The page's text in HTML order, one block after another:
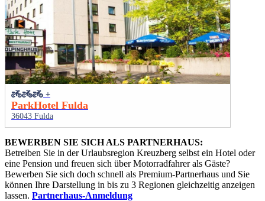
+
ParkHotel Fulda
36043 Fulda
BEWERBEN SIE SICH ALS PARTNERHAUS:
Betreiben Sie in der Urlaubsregion Kreuzberg selbst ein Hotel oder
eine Pension und freuen sich über Motorradfahrer als Gäste?
Bewerben Sie sich doch schnell als Premium-Partnerhaus und Sie
können Ihre Darstellung in bis zu 3 Regionen gleichzeitig anzeigen
lassen. Partnerhaus-Anmeldung